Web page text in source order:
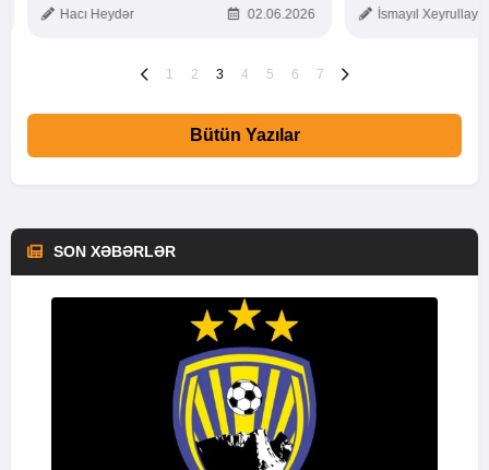
Hacı Heydər 02.06.2026 İsmayıl
1 2 3 4 5 6 7
Bütün Yazılar
SON XƏBƏRLƏR